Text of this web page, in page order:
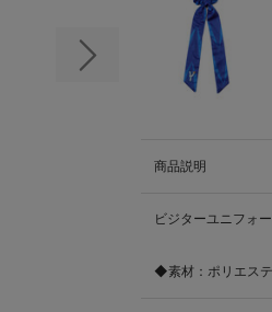
次の画像
商品説明
ビジターユニフォ
◆素材：ポリエス